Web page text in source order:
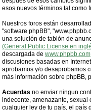
esos nuevos términos tal como
Nuestros foros están
"software phpBB",
una solución de tablón de
(General Public License en
descargada de www.phpbb.com
discusiones basadas en
aprobamos y/o desaprobamos
más información sobre phpBB,
Acuerdas no enviar ningun
indecente, amenazante,
cualquier ley de tu país, el país